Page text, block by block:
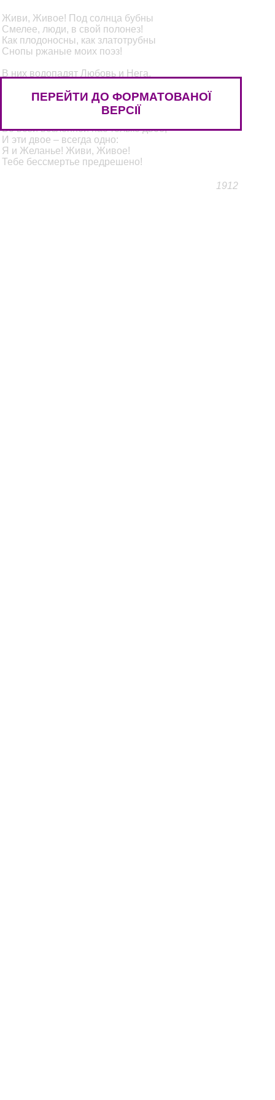
Живи, Живое! Под солнца бубны
Смелее, люди, в свой полонез!
Как плодоносны, как златотрубны
Снопы ржаные моих поэз!
В них водопадят Любовь и Нега,
Все жертвы мира во имя Эго!
Живи, Живое! – поют уста.
Во всей вселенной нас только двое,
И эти двое – всегда одно:
Я и Желанье! Живи, Живое!
Тебе бессмертье предрешено!
1912
ПЕРЕЙТИ ДО ФОРМАТОВАНОЇ
ВЕРСІЇ